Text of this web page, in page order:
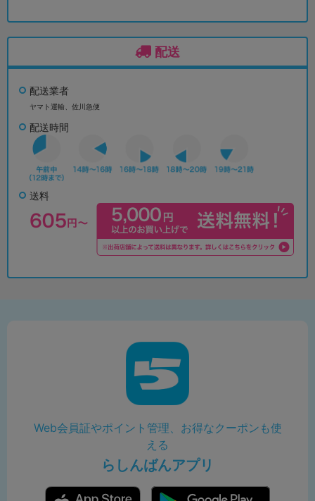
配送
配送業者
ヤマト運輸、佐川急便
配送時間
送料
Web会員証やポイント管理、お得なクーポンも使
える
らしんばんアプリ